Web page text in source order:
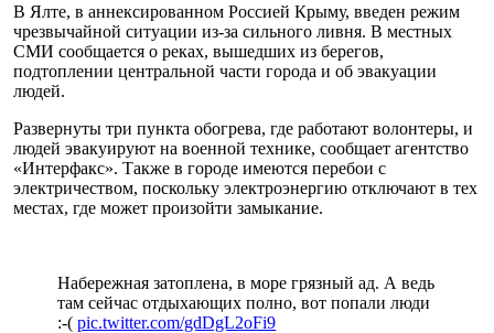
В Ялте, в аннексированном Россией Крыму, введен режим
чрезвычайной ситуации из-за сильного ливня. В местных
СМИ сообщается о реках, вышедших из берегов,
подтоплении центральной части города и об эвакуации
людей.
Развернуты три пункта обогрева, где работают волонтеры, и
людей эвакуируют на военной технике, сообщает агентство
«Интерфакс». Также в городе имеются перебои с
электричеством, поскольку электроэнергию отключают в тех
местах, где может произойти замыкание.
Набережная затоплена, в море грязный ад. А ведь
там сейчас отдыхающих полно, вот попали люди
:-(pic.twitter.com/gdDgL2oFi9